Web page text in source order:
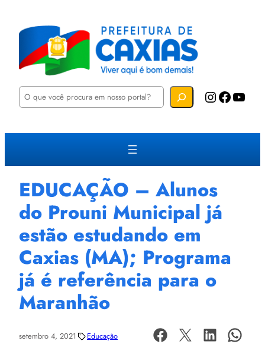
P
u
a
Instagram Facebook YouTube
EDUCAÇÃO – Alunos
do Prouni Municipal já
estão estudando em
Caxias (MA); Programa
já é referência para o
Maranhão
setembro 4, 2021 Educação